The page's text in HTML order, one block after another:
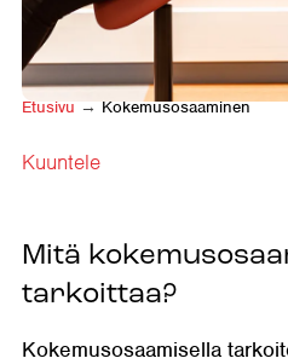
Etusivu →Kokemusosaaminen
Kuuntele
Mitä
tarkoittaa?
Kokemusosaamisella